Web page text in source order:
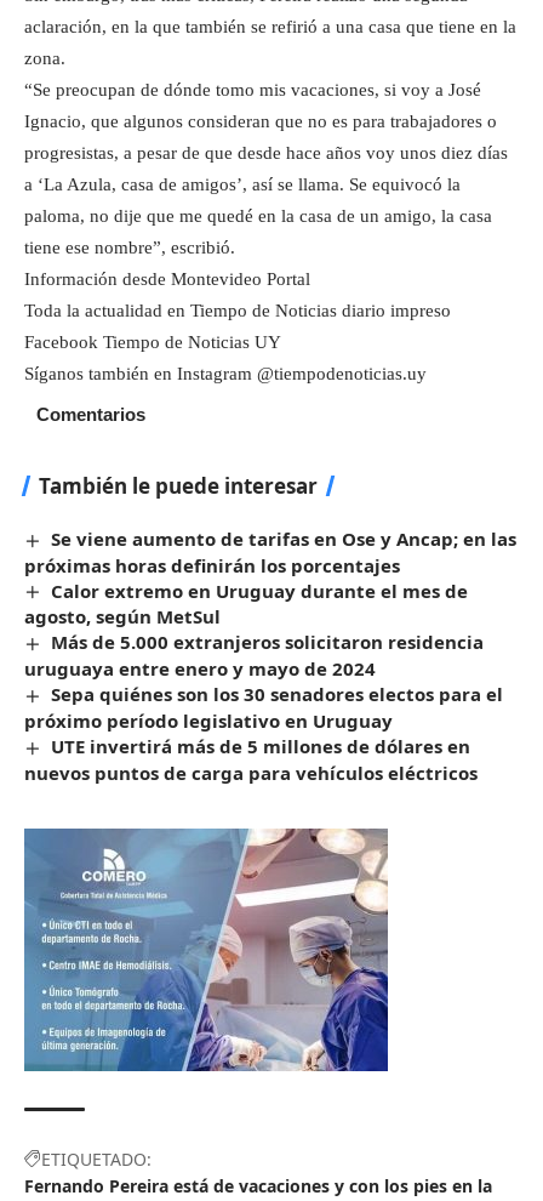
aclaración, en la que también se refirió a una casa que tiene en la
zona.
“Se preocupan de dónde tomo mis vacaciones, si voy a José
Ignacio, que algunos consideran que no es para trabajadores o
progresistas, a pesar de que desde hace años voy unos diez días
a ‘La Azula, casa de amigos’, así se llama. Se equivocó la
paloma, no dije que me quedé en la casa de un amigo, la casa
tiene ese nombre”, escribió.
Información desde Montevideo Portal
Toda la actualidad en Tiempo de Noticias diario impreso
Facebook Tiempo de Noticias UY
Síganos también en Instagram @tiempodenoticias.uy
Comentarios
También le puede interesar
Se viene aumento de tarifas en Ose y Ancap; en las
próximas horas definirán los porcentajes
Calor extremo en Uruguay durante el mes de
agosto, según MetSul
Más de 5.000 extranjeros solicitaron residencia
uruguaya entre enero y mayo de 2024
Sepa quiénes son los 30 senadores electos para el
próximo período legislativo en Uruguay
UTE invertirá más de 5 millones de dólares en
nuevos puntos de carga para vehículos eléctricos
ETIQUETADO:
Fernando Pereira está de vacaciones y con los pies en la